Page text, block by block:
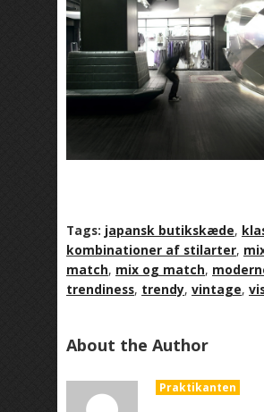
Tags: japansk butikskæde,
kombinationer af stilarter,
match, mix og match,
trendiness, trendy, vintage,
About the Author
Praktikanten